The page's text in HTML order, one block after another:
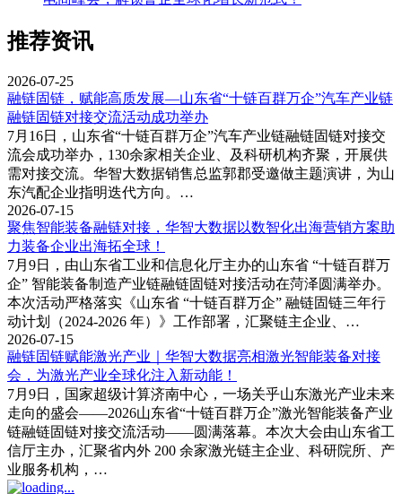
推荐资讯
2026-07-25
融链固链，赋能高质发展—山东省“十链百群万企”汽车产业链
融链固链对接交流活动成功举办
7月16日，山东省“十链百群万企”汽车产业链融链固链对接交
流会成功举办，130余家相关企业、及科研机构齐聚，开展供
需对接交流。华智大数据销售总监郭郡受邀做主题演讲，为山
东汽配企业指明迭代方向。…
2026-07-15
聚焦智能装备融链对接，华智大数据以数智化出海营销方案助
力装备企业出海拓全球！
7月9日，由山东省工业和信息化厅主办的山东省 “十链百群万
企” 智能装备制造产业链融链固链对接活动在菏泽圆满举办。
本次活动严格落实《山东省 “十链百群万企” 融链固链三年行
动计划（2024-2026 年）》工作部署，汇聚链主企业、…
2026-07-15
融链固链赋能激光产业｜华智大数据亮相激光智能装备对接
会，为激光产业全球化注入新动能！
7月9日，国家超级计算济南中心，一场关乎山东激光产业未来
走向的盛会——2026山东省“十链百群万企”激光智能装备产业
链融链固链对接交流活动——圆满落幕。本次大会由山东省工
信厅主办，汇聚省内外 200 余家激光链主企业、科研院所、产
业服务机构，…